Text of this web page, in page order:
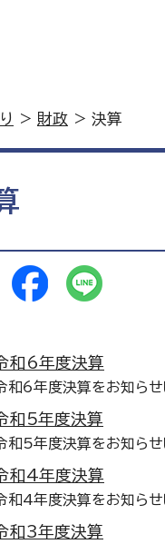
> 財政 > 決算
和6年度決算
和6年度決算をお知らせ
和5年度決算
和5年度決算をお知らせ
和4年度決算
和4年度決算をお知らせ
和3年度決算